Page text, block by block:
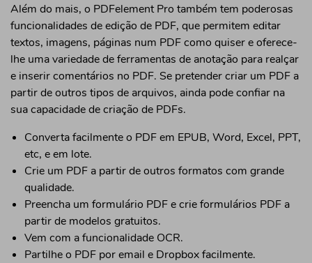
Além do mais, o PDFelement Pro também tem poderosas
funcionalidades de edição de PDF, que permitem editar
textos, imagens, páginas num PDF como quiser e oferece-
lhe uma variedade de ferramentas de anotação para realçar
e inserir comentários no PDF. Se pretender criar um PDF a
partir de outros tipos de arquivos, ainda pode confiar na
sua capacidade de criação de PDFs.
Converta facilmente o PDF em EPUB, Word, Excel, PPT,
etc, e em lote.
Crie um PDF a partir de outros formatos com grande
qualidade.
Preencha um formulário PDF e crie formulários PDF a
partir de modelos gratuitos.
Vem com a funcionalidade OCR.
Partilhe o PDF por email e Dropbox facilmente.